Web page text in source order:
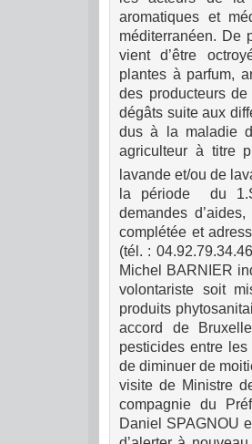
aromatiques et
méditerranéen. De
vient d’être
plantes à parfum,
des producteurs
dégâts suite aux
dus à la maladie
agriculteur à titre
lavande et/ou de
la période du
demandes
complétée et
(tél. :
Michel BARNIER
volontariste soit
produits
accord de
pesticides entre
de diminuer de
visite de Ministre
compagnie du
Daniel SPAGNOU